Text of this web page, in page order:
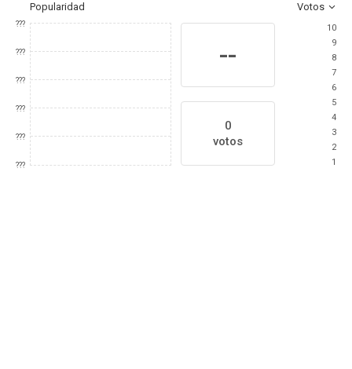
Popularidad Votos
???
???
???
???
???
???
--
0
votos
10
9
8
7
6
5
4
3
2
1